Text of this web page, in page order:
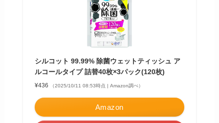
シルコット 99.99% 除菌ウェットティッシュ ア
ルコールタイプ 詰替40枚×3パック(120枚)
¥436 （2025/10/11 08:53時点 | Amazon調べ）
Amazon